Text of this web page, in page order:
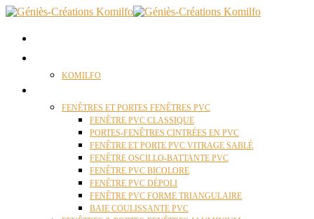
KOMILFO
FENÊTRES ET PORTES FENÊTRES PVC
FENÊTRE PVC CLASSIQUE
PORTES-FENÊTRES CINTRÉES EN PVC
FENÊTRE ET PORTE PVC VITRAGE SABLÉ
FENÊTRE OSCILLO-BATTANTE PVC
FENÊTRE PVC BICOLORE
FENÊTRE PVC DÉPOLI
FENÊTRE PVC FORME TRIANGULAIRE
BAIE COULISSANTE PVC